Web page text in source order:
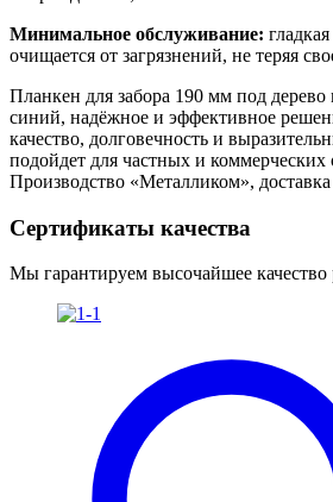
Минимальное обслуживание:
очищается от загрязнений, не теряя
Планкен для забора 190 мм под дерево
синий, надёжное и эффективное
качество, долговечность и
подойдет для частных и коммерческих
Производство «Металликом»,
Сертификаты качества
Мы гарантируем высочайшее качество